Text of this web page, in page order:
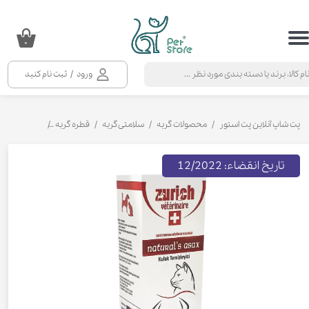
ورود / ثبت نام کنید
حساب کاربری من
خروج از حساب کاربری
۰
پت شاپ آنلاین پت استور محصولات گربه سلامتی گربه قطره گربه
تاریخ انقضاء: 12/2022